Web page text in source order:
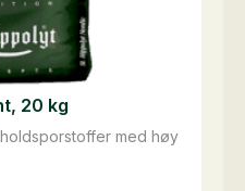
med høy
20 kg